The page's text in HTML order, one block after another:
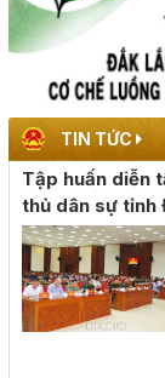
(04/08/2026,
Chủ tịch
tiến độ giải
(04/08/2026,
Rà soát công
kết hợp diễn
(02/08/2026,
Khai mạc Hội
TIN TỨC
Tập huấn diễn
thủ dân sự tỉnh